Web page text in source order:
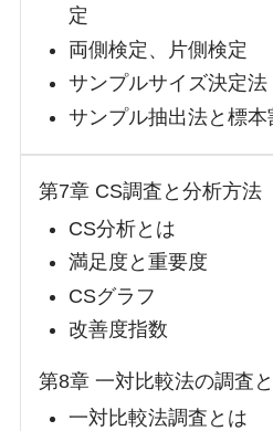
定
両側検定、片側検定
サンプルサイズ決定法
サンプル抽出法と標本
第7章 CS調査と分析方法
CS分析とは
満足度と重要度
CSグラフ
改善度指数
第8章 一対比較法の調査
一対比較法調査とは